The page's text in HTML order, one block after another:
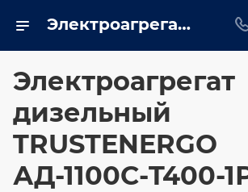
Электроагрегат дизельный TRUSTENERGO АД-1100С-T400-1Р-WI на базе двигателя Weichai - купить в Ярославле генератор 1100 квт в интернет магазине - trustenergo.ru
Электроагрегат
дизельный
TRUSTENERGO
АД-1100С-T400-